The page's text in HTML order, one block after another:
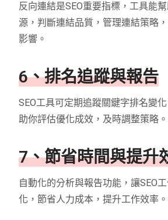
反向連結是SEO重要指標，工具能
源，判斷連結品質，管理連結策略
影響。
6、排名追蹤與報告
SEO工具可定期追蹤關鍵字排名變
助你評估優化成效，及時調整策略。
7、節省時間與提升
自動化的分析與報告功能，讓SEO
化，節省人力成本，提升工作效率。